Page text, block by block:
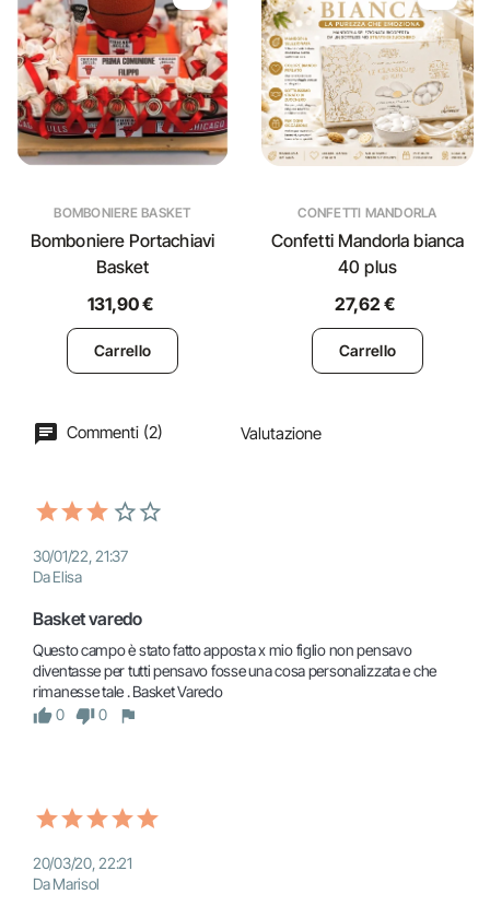
BOMBONIERE BASKET
Bomboniere Portachiavi
Basket
131,90 €
Carrello
CONFETTI MANDORLA
Confetti Mandorla bianca
40 plus
27,62 €
Carrello
Commenti (2) Valutazione
30/01/22, 21:37
Da Elisa
Basket varedo
Questo campo è stato fatto apposta x mio figlio non pensavo
diventasse per tutti pensavo fosse una cosa personalizzata e che
rimanesse tale . Basket Varedo
0
0
20/03/20, 22:21
Da Marisol